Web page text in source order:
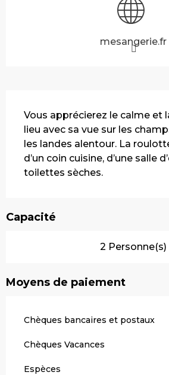
mesangerie.fr
Vous apprécierez le calme et
lieu avec sa vue sur les
les landes alentour. La
d’un coin cuisine, d’une salle
toilettes sèches.
Capacité
2 Personne(s)
Moyens de paiement
Chèques bancaires et postaux
Chèques Vacances
Espèces